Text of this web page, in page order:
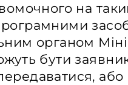
на
органом
бути
або